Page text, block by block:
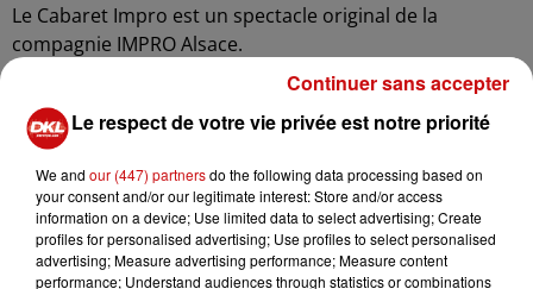
Le Cabaret Impro est un spectacle original de la
compagnie IMPRO Alsace.
Concept unique à Strasbourg, IMPRO Alsace vous offre
une double soirée : concert en première partie et show
d’impro ! Le spectacle sera complètement improvisé par
les comédien·nes de la compagnie, accompagné·es par
les talentueux musicien·nes ! Dans ce spectacle festif et
haut en musiques, les improvisations fusent sous les
impulsions et thèmes du public qui devient le complice
indispensable du spectacle. Les comédien·nes
Le respect de votre vie privée est notre priorité
We and our (447) partnersdo the following data processing based on
your consent and/or our legitimate interest: Store and/or access
information on a device; Use limited data to select advertising; Create
profiles for personalised advertising; Use profiles to select personalised
advertising; Measure advertising performance; Measure content
performance; Understand audiences through statistics or combinations
Continuer sans accepter